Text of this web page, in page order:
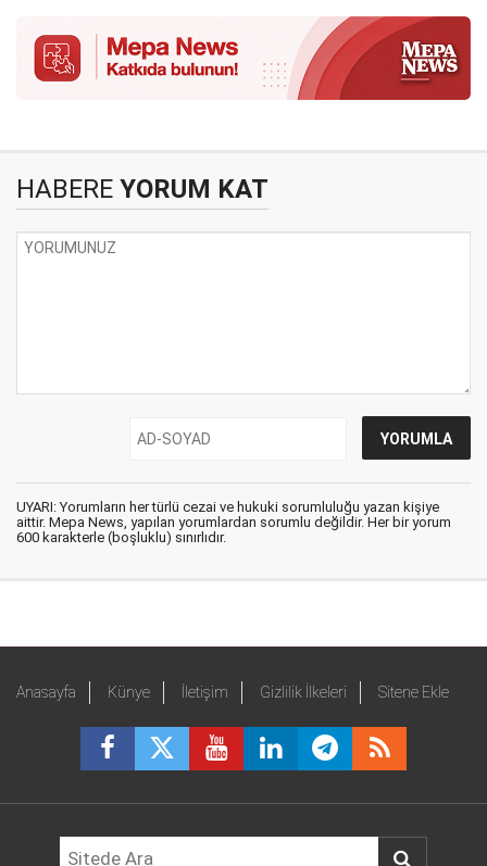
HABERE YORUM KAT
UYARI: Yorumların her türlü cezai ve hukuki sorumluluğu yazan kişiye
aittir. Mepa News, yapılan yorumlardan sorumlu değildir. Her bir yorum
600 karakterle (boşluklu) sınırlıdır.
Anasayfa Künye İletişim Gizlilik İlkeleri Sitene Ekle